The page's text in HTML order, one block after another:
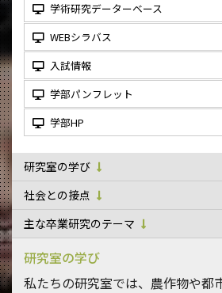
学術研究データーベース
WEBシラバス
入試情報
学部パンフレット
学部HP
研究室の学び
社会との接点
主な卒業研究のテーマ
研究室の学び
私たちの研究室では、農作物や都